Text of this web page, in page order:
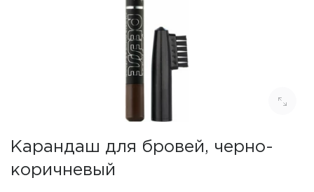
Карандаш для бровей, черно-
коричневый